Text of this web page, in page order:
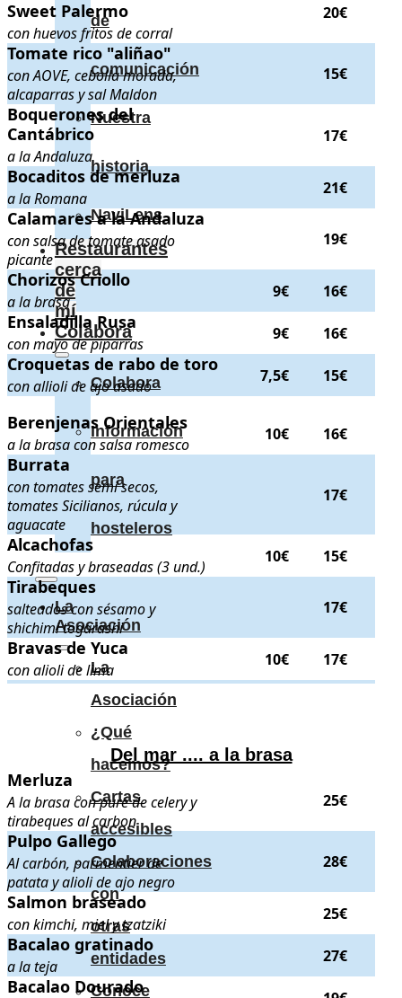
de
comunicación
Nuestra
historia
NaviLens
Restaurantes
cerca
de
mí
Colabora
Colabora
Información
para
hosteleros
La
Asociación
La
Asociación
¿Qué
hacemos?
Cartas
accesibles
Colaboraciones
con
otras
entidades
Conoce
Sweet Palermo
con huevos fritos de corral
20€
Tomate rico "aliñao" . con AOVE, cebolla morada, alcaparras y
Tomate rico "aliñao"
con AOVE, cebolla morada,
alcaparras y sal Maldon
15€
Boquerones del Cantábrico
Boquerones del
Cantábrico
a la Andaluza
17€
Bocaditos de merluza . a la Romana
Bocaditos de merluza
a la Romana
21€
Calamares a la Andaluza . con salsa de tomate asado picante
Calamares a la Andaluza
con salsa de tomate asado
picante
19€
Chorizos Criollo . a la brasa
Chorizos Criollo
a la brasa
9€ 16€
Ensaladilla Rusa . con mayo de piparras
Ensaladilla Rusa
con mayo de piparras
9€ 16€
Croquetas de rabo de toro . con allioli de ajo asado
Croquetas de rabo de toro
con allioli de ajo asado
7,5€ 15€
Berenjenas Orientales . a la brasa con salsa romesco
Berenjenas Orientales
a la brasa con salsa romesco
10€ 16€
Burrata . con tomates semi secos, tomates Sicilianos, rúcula y
Burrata
con tomates semi secos,
tomates Sicilianos, rúcula y
aguacate
17€
Alcachofas . Confitadas y braseadas (3 und.)
Alcachofas
Confitadas y braseadas (3 und.)
10€ 15€
Tirabeques . salteados con sésamo y shichimi togarashi
Tirabeques
salteados con sésamo y
shichimi togarashi
17€
Bravas de Yuca . con alioli de lima
Bravas de Yuca
con alioli de lima
10€ 17€
..
Del mar .... a la brasa
Merluza . A la brasa con puré de celery y tirabeques al carbon
Merluza
A la brasa con puré de celery y
tirabeques al carbon
25€
Pulpo Gallego . Al carbón, parmentier de patata y alioli de ajo negro
Pulpo Gallego
Al carbón, parmentier de
patata y alioli de ajo negro
28€
Salmon braseado . con kimchi, miel y tzatziki
Salmon braseado
con kimchi, miel y tzatziki
25€
Bacalao gratinado . a la teja
Bacalao gratinado
a la teja
27€
Bacalao Dourado . al estilo Portugués
Bacalao Dourado